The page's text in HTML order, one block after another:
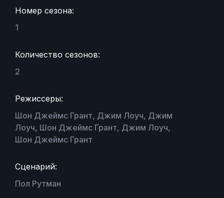
Номер сезона:
1
Количество сезонов:
2
Режиссеры:
Шон Джеймс Грант, Джим Лоуч, Джим
Лоуч, Шон Джеймс Грант, Джим Лоуч,
Шон Джеймс Грант
Сценарий:
Пол Рутман